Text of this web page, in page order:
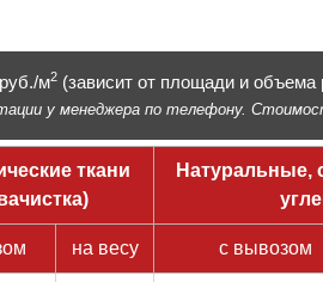
м2(зависит от площади и объема
у менеджера по телефону.
ткани
Натуральные,
на весу с вывозом